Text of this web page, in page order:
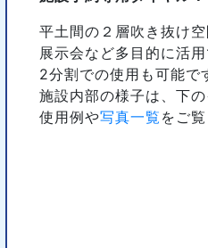
平土間の２層吹き抜け
展示会など多目的に活用
2分割での使用も可能で
施設内部の様子は、下
使用例や写真一覧 をご覧